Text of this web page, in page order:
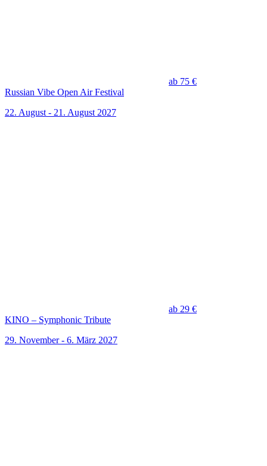
ab 75 €
Russian Vibe Open Air Festival
22. August - 21. August 2027
ab 29 €
KINO – Symphonic Tribute
29. November - 6. März 2027